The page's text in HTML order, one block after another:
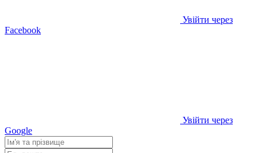
Увійти через
Facebook
Увійти через
Google